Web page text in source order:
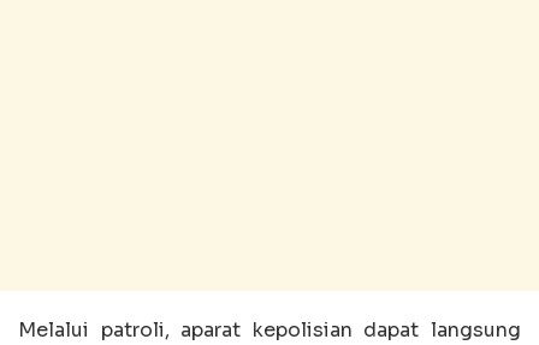
Melalui patroli, aparat kepolisian dapat langsung